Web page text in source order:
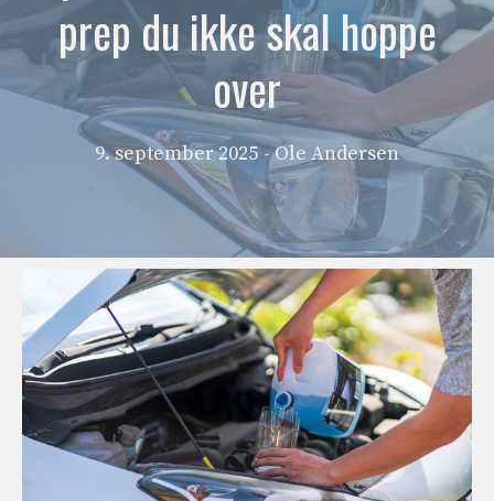
prep du ikke skal hoppe
over
9. september 2025 - Ole Andersen